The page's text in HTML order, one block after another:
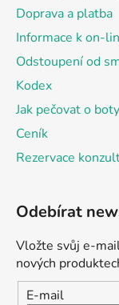
Doprava a platba
Informace k on-
Odstoupení od
Kodex
Jak pečovat o
Ceník
Rezervace
Odebírat
Vložte svůj e-
nových
E-mail